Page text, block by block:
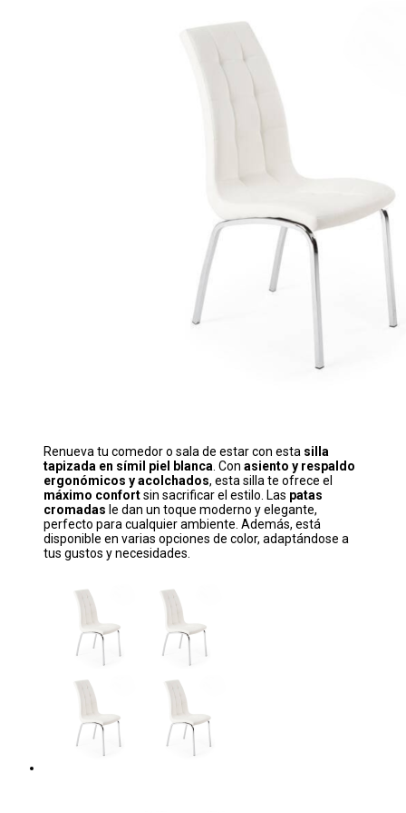
Renueva tu comedor o sala de estar con esta silla
tapizada en símil piel blanca. Con asiento y respaldo
ergonómicos y acolchados, esta silla te ofrece el
máximo confortsin sacrificar el estilo. Las patas
cromadas le dan un toque moderno y elegante,
perfecto para cualquier ambiente. Además, está
disponible en varias opciones de color, adaptándose a
tus gustos y necesidades.